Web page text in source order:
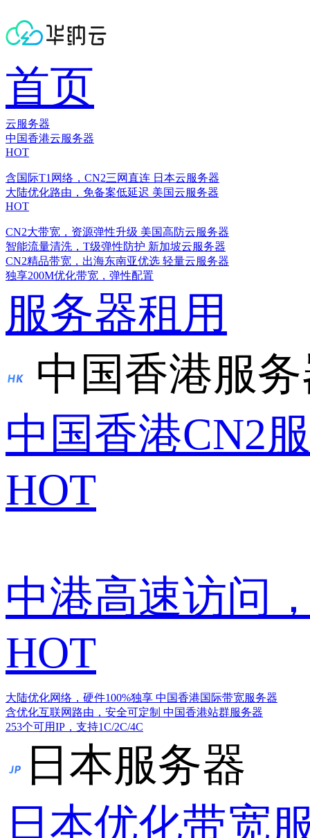
首页
云服务器
中国香港云服务器
HOT
含国际T1网络，CN2三网直连 日本云服务器
大陆优化路由，免备案低延迟 美国云服务器
HOT
CN2大带宽，资源弹性升级 美国高防云服务器
智能流量清洗，T级弹性防护 新加坡云服务器
CN2精品带宽，出海东南亚优选 轻量云服务器
独享200M优化带宽，弹性配置
服务器租用
中国香港服
中国香港CN2
HOT
中港高速访问
HOT
大陆优化网络，硬件100%独享 中国香港国际带宽服务器
含优化互联网路由，安全可定制 中国香港站群服务器
253个可用IP，支持1C/2C/4C
日本服务器
日本优化带宽